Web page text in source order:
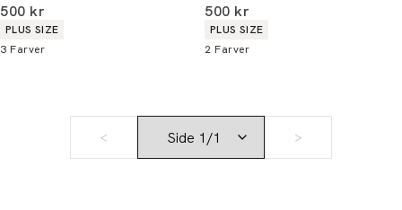
I alt (inkl. rabat)
500 kr
Produkt egenskaber
PLUS SIZE
3 Farver
I alt (inkl. rabat)
500 kr
Produkt egenskaber
PLUS SIZE
2 Farver